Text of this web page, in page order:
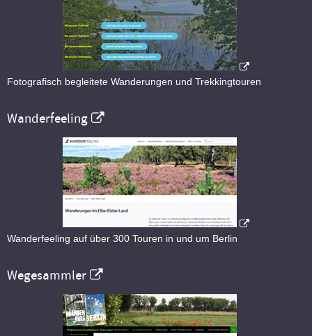
Fotografisch begleitete Wanderungen und Trekkingtouren
Wanderfeeling
Wanderfeeling auf über 300 Touren in und um Berlin
Wegesammler